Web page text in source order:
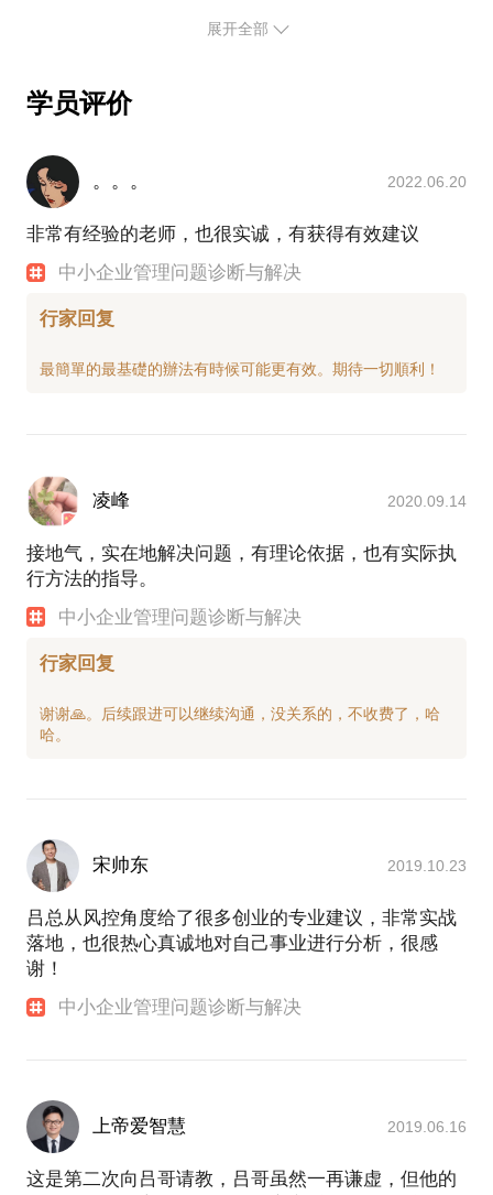
导师等职，并兼任数家公司管理顾问；
系。
行家A：公司管理系统标准化整合与指导。为某板材
企业（国内前三）管理标准提出完整解决方案并深度
参与实施；
行家B：为国内多所高校培训《个人职业发展》类课
程，为大商所等企业培训《有效管理》等课程；
行家C：并专长于咨询顾问式解决中小企业全面管理
问题；
策划。
http://www.cbt.com.cn/sszx/4137.html
；
http://news.neusoft.edu.cn/2015/1013/5098.shtml
；
https://m.huanqiu.com/r/
展开全部
学员评价
。。。 2022.06.20
非常有经验的老师，也很实诚，有获得有效建议
中小企业管理问题诊断与解决
行家回复
凌峰 2020.09.14
接地气，实在地解决问题，有理论依据，也有实际执
行方法的指导。
中小企业管理问题诊断与解决
行家回复
谢谢🙏。后续跟进可以继续沟通，没关系的，不收费了，哈
宋帅东 2019.10.23
吕总从风控角度给了很多创业的专业建议，非常实战
落地，也很热心真诚地对自己事业进行分析，很感
谢！
中小企业管理问题诊断与解决
上帝爱智慧 2019.06.16
这是第二次向吕哥请教，吕哥虽然一再谦虚，但他的